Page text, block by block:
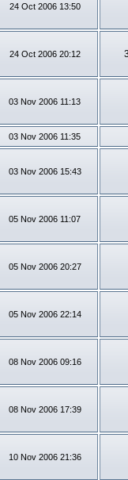
24 Oct 2006 13:50
24 Oct 2006 20:12
03 Nov 2006 11:13
03 Nov 2006 11:35
03 Nov 2006 15:43
05 Nov 2006 11:07
05 Nov 2006 20:27
05 Nov 2006 22:14
08 Nov 2006 09:16
08 Nov 2006 17:39
10 Nov 2006 21:36